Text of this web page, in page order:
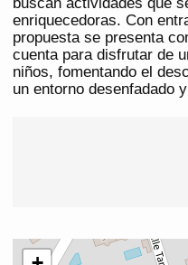
enriquecedoras. Con
propuesta se presenta
cuenta para disfrutar de
niños, fomentando el
un entorno desenfadado